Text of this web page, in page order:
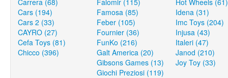
Carrera (68)
Cars (194)
Cars 2 (33)
CAYRO (27)
Cefa Toys (81)
Chicco (396)
Falomir (115)
Famosa (85)
Feber (105)
Fournier (36)
FunKo (216)
Galt America (20)
Gibsons Games (13)
Giochi Preziosi (119)
Hot Wheels (61)
Idena (31)
Imc Toys (204)
Injusa (43)
Italeri (47)
Janod (210)
Joy Toy (33)